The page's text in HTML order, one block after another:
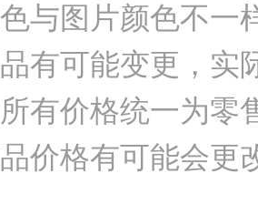
与图片颜色不一
有可能变更，实
有价格统一为零
价格有可能会更